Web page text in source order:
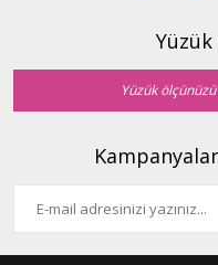
Ürün fiyatı diğer
Bu ürüne benzer farklı
Yüzük